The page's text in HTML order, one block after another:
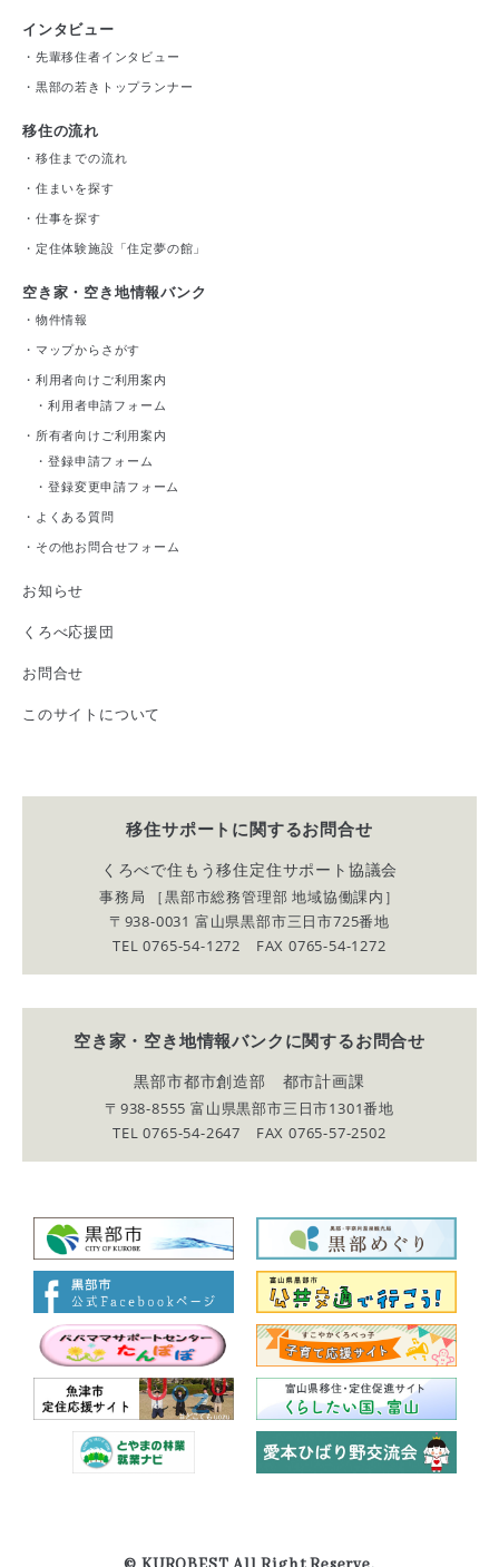
インタビュー
・ 先輩移住者インタビュー
・ 黒部の若きトップランナー
移住の流れ
・ 移住までの流れ
・ 住まいを探す
・ 仕事を探す
・ 定住体験施設「住定夢の館」
空き家・空き地情報バンク
・ 物件情報
・ マップからさがす
・ 利用者向けご利用案内
・利用者申請フォーム
・ 所有者向けご利用案内
・登録申請フォーム
・登録変更申請フォーム
・ よくある質問
・ その他お問合せフォーム
お知らせ
くろべ応援団
お問合せ
このサイトについて
移住サポートに関するお問合せ
くろべで住もう移住定住サポート協議会
事務局 ［黒部市総務管理部 地域協働課内］
〒938-0031 富山県黒部市三日市725番地
TEL 0765-54-1272 FAX 0765-54-1272
空き家・空き地情報バンクに関するお問合せ
黒部市都市創造部 都市計画課
〒938-8555 富山県黒部市三日市1301番地
TEL 0765-54-2647 FAX 0765-57-2502